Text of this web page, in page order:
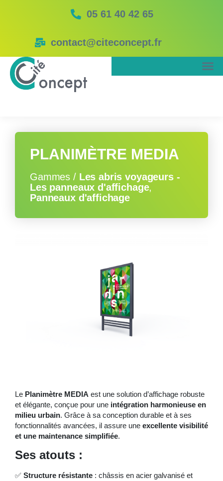
05 61 40 42 65
contact@citeconcept.fr
PLANIMÈTRE MEDIA
Gammes / Les abris voyageurs -
Les panneaux d'affichage,
Panneaux d'affichage
Le Planimètre MEDIA est une solution d’affichage robuste
et élégante, conçue pour une intégration harmonieuse en
milieu urbain. Grâce à sa conception durable et à ses
fonctionnalités avancées, il assure une excellente visibilité
et une maintenance simplifiée.
Ses atouts :
✅ Structure résistante : châssis en acier galvanisé et